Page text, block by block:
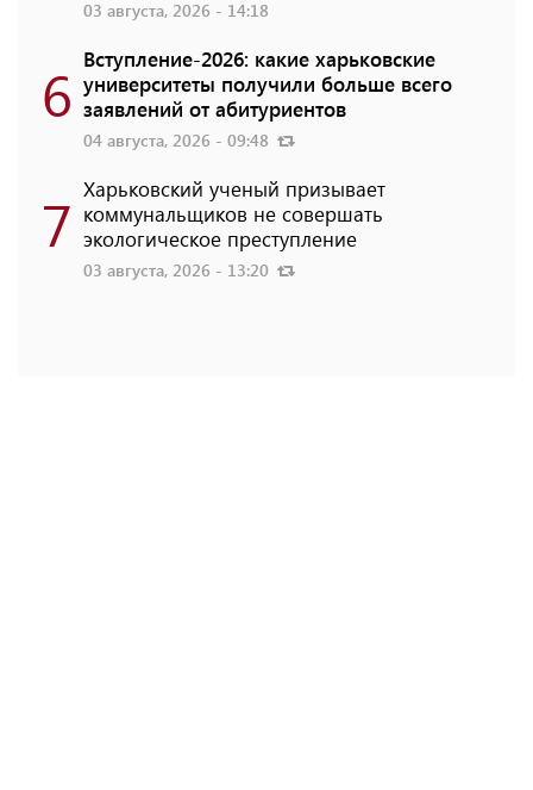
03 августа, 2026 - 14:18
6 Вступление-2026: какие харьковские
университеты получили больше всего
заявлений от абитуриентов
04 августа, 2026 - 09:48
7 Харьковский ученый призывает
коммунальщиков не совершать
экологическое преступление
03 августа, 2026 - 13:20